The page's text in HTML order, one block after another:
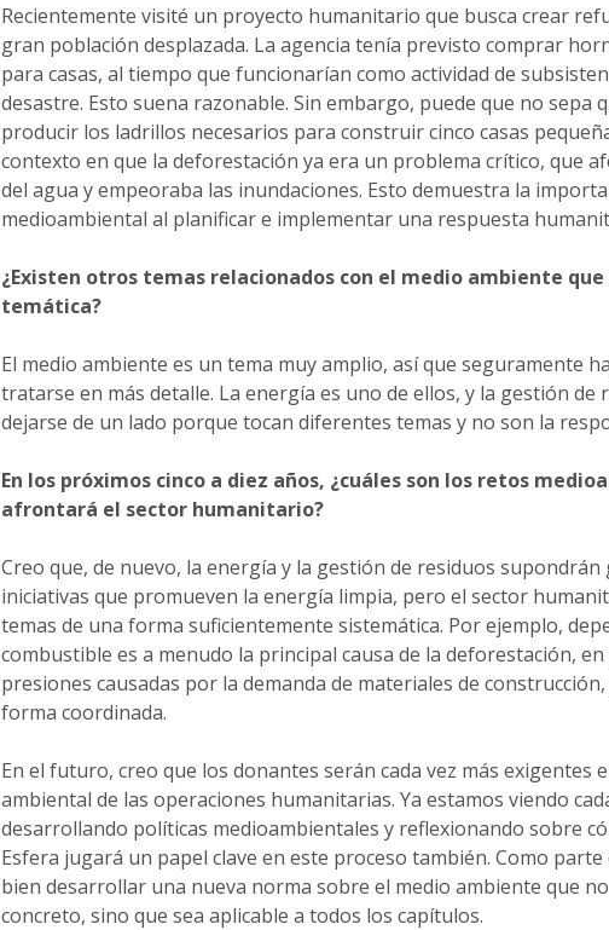
Recientemente visité un proyecto humanitario que busca crear
gran población desplazada. La agencia tenía previsto comprar
para casas, al tiempo que funcionarían como actividad de
desastre. Esto suena razonable. Sin embargo, puede que no sepa
producir los ladrillos necesarios para construir cinco casas
contexto en que la deforestación ya era un problema crítico, que
del agua y empeoraba las inundaciones. Esto demuestra la
medioambiental al planificar e implementar una respuesta
¿Existen otros temas relacionados con el medio ambiente
temática?
El medio ambiente es un tema muy amplio, así que seguramente
tratarse en más detalle. La energía es uno de ellos, y la gestión de
dejarse de un lado porque tocan diferentes temas y no son la
En los próximos cinco a diez años, ¿cuáles son los retos
afrontará el sector humanitario?
Creo que, de nuevo, la energía y la gestión de residuos
iniciativas que promueven la energía limpia, pero el sector
temas de una forma suficientemente sistemática. Por ejemplo,
combustible es a menudo la principal causa de la deforestación,
presiones causadas por la demanda de materiales de
forma coordinada.
En el futuro, creo que los donantes serán cada vez más exigentes
ambiental de las operaciones humanitarias. Ya estamos viendo
desarrollando políticas medioambientales y reflexionando sobre
Esfera jugará un papel clave en este proceso también. Como
bien desarrollar una nueva norma sobre el medio ambiente que
concreto, sino que sea aplicable a todos los capítulos.